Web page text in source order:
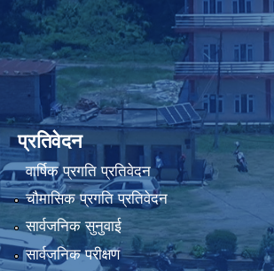
प्रतिवेदन
वार्षिक प्रगति प्रतिवेदन
चौमासिक प्रगति प्रतिवेदन
सार्वजनिक सुनुवाई
सार्वजनिक परीक्षण